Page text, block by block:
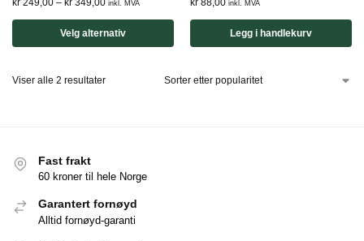
kr 249,00 – kr 349,00 inkl. MVA
Velg alternativ
kr 88,00 inkl. MVA
Legg i handlekurv
Viser alle 2 resultater
Fast frakt
60 kroner til hele Norge
Garantert fornøyd
Alltid fornøyd-garanti